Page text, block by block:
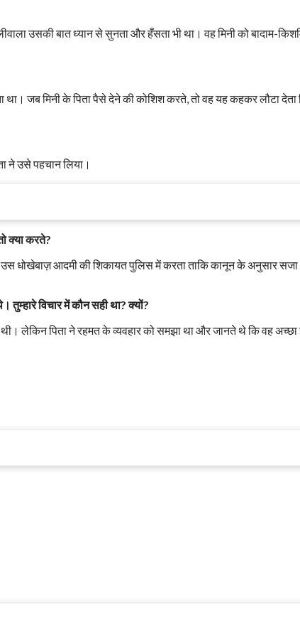
उसकी बात ध्यान से सुनता और हँसता भी था। वह मिनी को बादाम-
था। जब मिनी के पिता पैसे देने की कोशिश करते, तो वह यह कहकर लौटा
ने उसे पहचान लिया।
क्या करते?
उस धोखेबाज़ आदमी की शिकायत पुलिस में करता ताकि कानून के अनुसार सजा
तुम्हारे विचार में कौन सही था? क्यों?
लेकिन पिता ने रहमत के व्यवहार को समझा था और जानते थे कि वह अच्छा